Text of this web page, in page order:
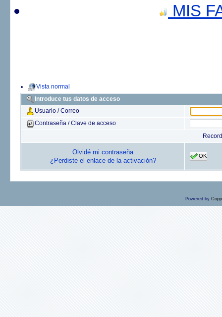
MIS
Vista normal
Introduce tus datos de acceso
Usuario / Correo
Contraseña / Clave de acceso
Olvidé mi contraseña
¿Perdiste el enlace de la activación?
OK
Powered by